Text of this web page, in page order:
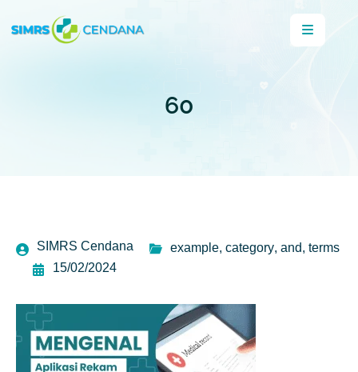
60
SIMRS Cendana example, category, and, terms
15/02/2024